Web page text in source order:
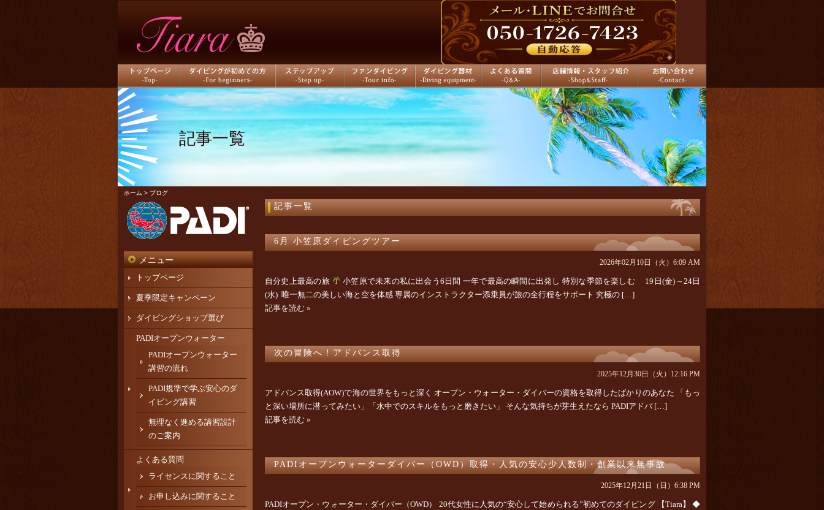
トップページ ダイビングが初めての方 ステップアップ ファンダイビング ダイビング器材 よくある質問 店舗情報 お問い合わせ
記事一覧
ホーム > ブログ
記事一覧
6月 小笠原ダイビングツアー
2026年02月10日（火）6:09 AM
自分史上最高の旅
小笠原で未来の私に出会う6日間 一年で最高の瞬間に出発し 特別な季節を楽しむ 19日(金)～24日
(水) 唯一無二の美しい海と空を体感 専属のインストラクター添乗員が旅の全行程をサポート 究極の […]
記事を読む »
次の冒険へ！アドバンス取得
2025年12月30日（火）12:16 PM
アドバンス取得(AOW)で海の世界をもっと深く オープン・ウォーター・ダイバーの資格を取得したばかりのあなた 「もっ
と深い場所に潜ってみたい」「水中でのスキルをもっと磨きたい」 そんな気持ちが芽生えたなら PADIアドバ […]
記事を読む »
PADIオープンウォーターダイバー（OWD）取得・人気の安心少人数制・創業以来無事故
2025年12月21日（日）6:38 PM
PADIオープン・ウォーター・ダイバー（OWD） 20代女性に人気の“安心して始められる”初めてのダイビング 【Tiara】 ◆
メニュー
トップページ
夏季限定キャンペーン
ダイビングショップ選び
PADIオープンウォーター
PADIオープンウォーター
講習の流れ
PADI規準で学ぶ安心のダ
イビング講習
無理なく進める講習設計
のご案内
よくある質問
ライセンスに関すること
お申し込みに関すること